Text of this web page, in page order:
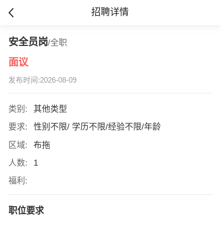
招聘详情
安全员岗/全职
面议
发布时间:2026-08-09
类别:
其他类型
要求:
性别不限/ 学历不限/经验不限/年龄
区域:
布拖
人数:
1
福利:
职位要求